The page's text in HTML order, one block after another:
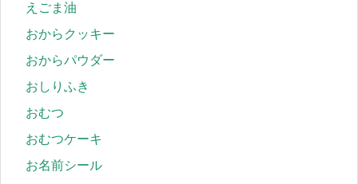
えごま油
おからクッキー
おからパウダー
おしりふき
おむつ
おむつケーキ
お名前シール